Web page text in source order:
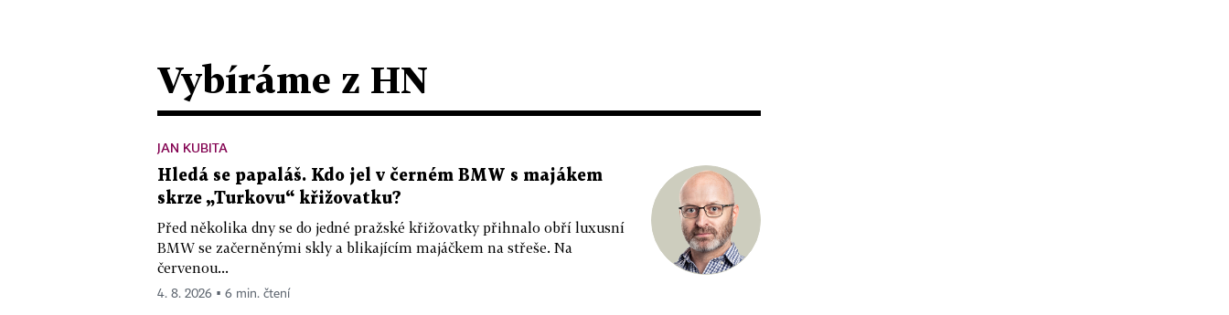
Vybíráme z HN
JAN KUBITA
Hledá se papaláš. Kdo jel v černém BMW s majákem
skrze „Turkovu“ křižovatku?
Před několika dny se do jedné pražské křižovatky přihnalo obří luxusní
BMW se začerněnými skly a blikajícím majáčkem na střeše. Na
červenou...
4. 8. 2026 ▪ 6 min. čtení